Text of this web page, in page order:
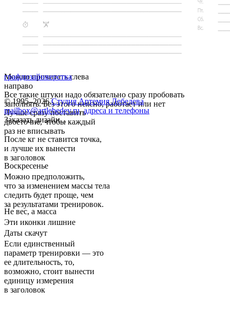
Можно прочитать слева
направо
Все такие штуки надо обязательно сразу пробовать
заполнять. Без этого неясно, работает или нет
Лучше сразу поставить
двоеточие, чтобы каждый
раз не вписывать
После кг не ставится точка,
и лучше их вынести
в заголовок
Воскресенье
Можно предположить,
что за изменением массы тела
следить будет проще, чем
за результатами тренировок.
Не вес, а масса
Эти иконки лишние
Даты скачут
Если единственный
параметр тренировки — это
ее длительность, то,
возможно, стоит вынести
единицу измерения
в заголовок
графдизайнверстка
© 1995–2026 Студия Артемия Лебедева
mailbox@artlebedev.ru, адреса и телефоны
Заказать дизайн...